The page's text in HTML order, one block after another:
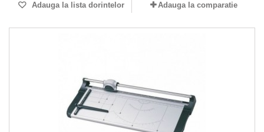
Adauga la lista dorintelor Adauga la comparatie